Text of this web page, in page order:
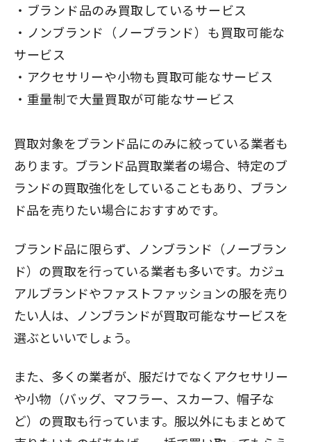
ブランド品のみ買取しているサービス
ノンブランド（ノーブランド）も買取可能な
サービス
アクセサリーや小物も買取可能なサービス
重量制で大量買取が可能なサービス
買取対象をブランド品にのみに絞っている業者も
あります。ブランド品買取業者の場合、特定のブ
ランドの買取強化をしていることもあり、ブラン
ド品を売りたい場合におすすめです。
ブランド品に限らず、ノンブランド（ノーブラン
ド）の買取を行っている業者も多いです。カジュ
アルブランドやファストファッションの服を売り
たい人は、ノンブランドが買取可能なサービスを
選ぶといいでしょう。
また、多くの業者が、服だけでなくアクセサリー
や小物（バッグ、マフラー、スカーフ、帽子な
ど）の買取も行っています。服以外にもまとめて